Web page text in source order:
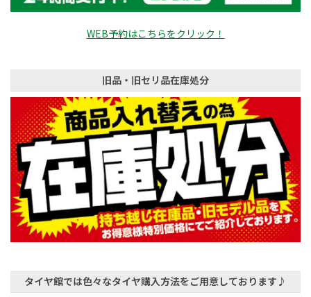
WEB予約はこちらをクリック！
旧品・旧セリ品在庫処分
タイヤ館では色々なタイヤ購入方法をご用意しております♪